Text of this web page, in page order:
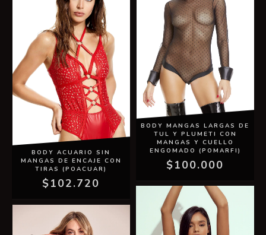
BODY ACUARIO SIN
MANGAS DE ENCAJE CON
TIRAS (POACUAR)
$102.720
BODY MANGAS LARGAS DE
TUL Y PLUMETI CON
MANGAS Y CUELLO
ENGOMADO (POMARFI)
$100.000